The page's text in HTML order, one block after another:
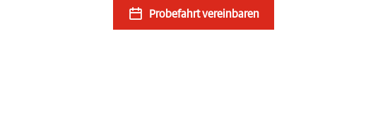
Probefahrt vereinbaren